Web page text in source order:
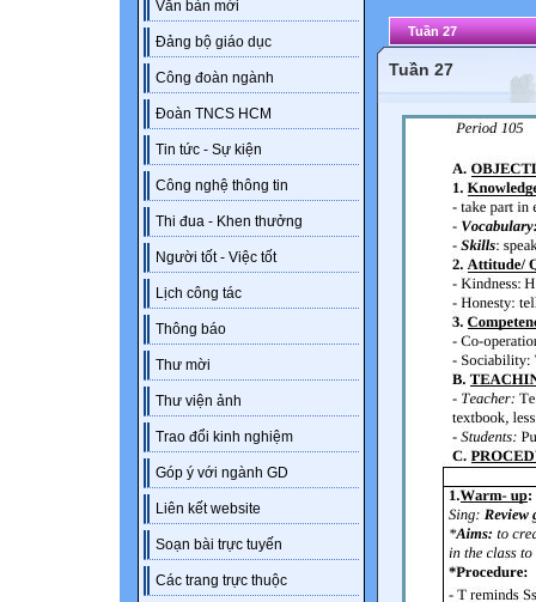
Văn bản mới
Đảng bộ giáo dục
Công đoàn ngành
Đoàn TNCS HCM
Tin tức - Sự kiện
Công nghệ thông tin
Thi đua - Khen thưởng
Người tốt - Việc tốt
Lịch công tác
Thông báo
Thư mời
Thư viện ảnh
Trao đổi kinh nghiệm
Góp ý với ngành GD
Liên kết website
Soạn bài trực tuyến
Các trang trực thuộc
Tuần 27
Tuần 27